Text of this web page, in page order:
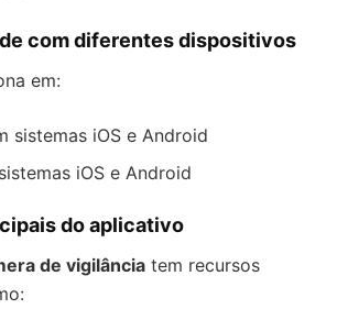
com diferentes dispositivos
em:
sistemas iOS e Android
iOS e Android
do aplicativo
de vigilância tem recursos